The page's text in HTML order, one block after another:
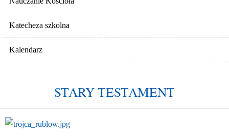
Katecheza szkolna
Kalendarz
STARY TESTAMENT